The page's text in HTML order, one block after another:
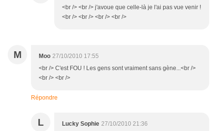
<br /> <br /> j'avoue que celle-là je l'ai pas vue venir !
<br /> <br /> <br /> <br />
M Moo 27/10/2010 17:55
<br /> C'est FOU ! Les gens sont vraiment sans gène...<br />
<br /> <br />
Répondre
L Lucky Sophie 27/10/2010 21:36